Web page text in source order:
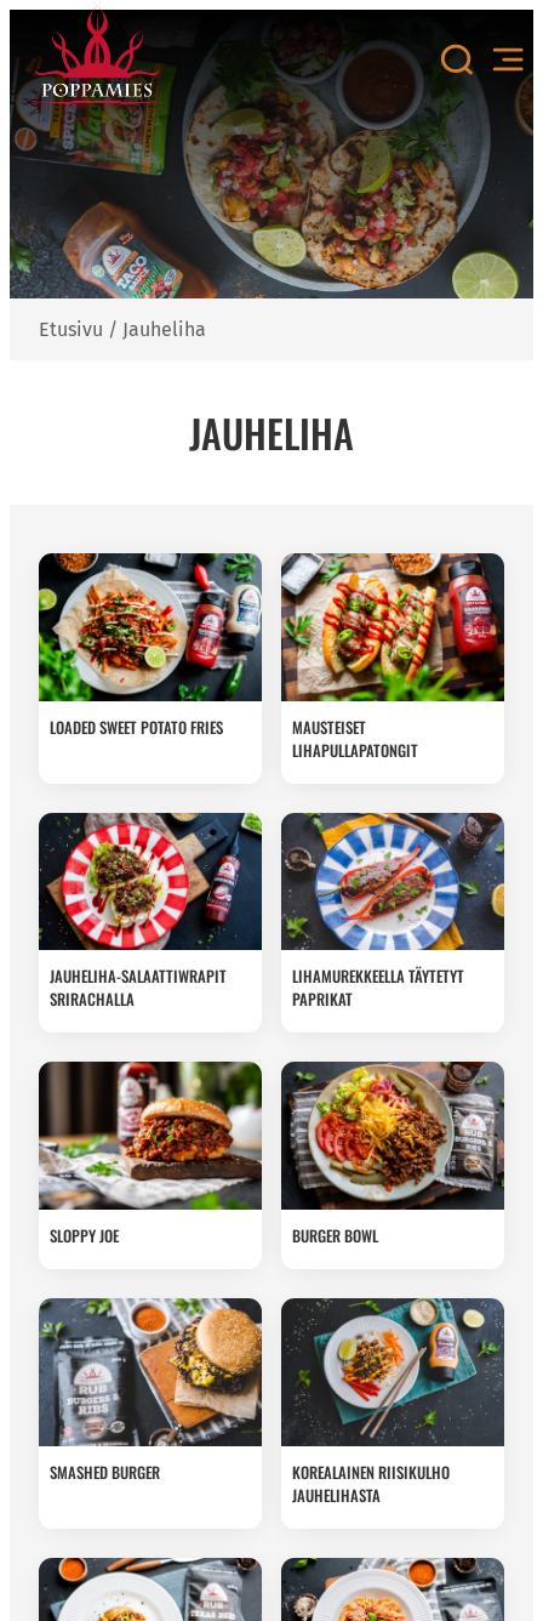
sisältöön
Etusivu / Jauheliha
JAUHELIHA
LOADED SWEET POTATO FRIES
MAUSTEISET
LIHAPULLAPATONGIT
JAUHELIHA-SALAATTIWRAPIT
SRIRACHALLA
LIHAMUREKKEELLA TÄYTETYT
PAPRIKAT
SLOPPY JOE BURGER BOWL
SMASHED BURGER
KOREALAINEN RIISIKULHO
JAUHELIHASTA